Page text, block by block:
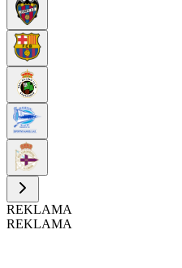
REKLAMA
REKLAMA